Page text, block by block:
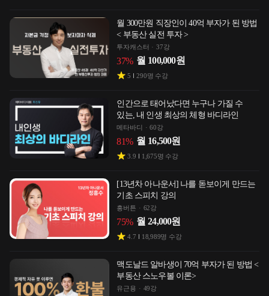
월 300만원 직장인이 40억 부자가 된 방법
< 부동산 실전 투자 >
투자캐스터 37강
37% 월 100,000원
5 290명 수강
인간으로 태어났다면 누구나 가질 수
있는, 내 인생 최상의 체형 바디라인
메타바디 60강
81% 월 16,500원
3.9 1,675명 수강
[13년차 아나운서] 나를 돋보이게 만드는
기초 스피치 강의
흥버튼 62강
75% 월 24,000원
4.7 18,989명 수강
맥도날드 알바생이 70억 부자가 된 방법 <
부동산 스노우볼 이론>
유근용 49강